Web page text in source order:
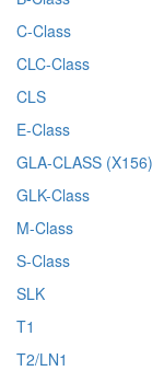
C-Class
CLC-Class
CLS
E-Class
GLA-CLASS (X156)
GLK-Class
M-Class
S-Class
SLK
T1
T2/LN1